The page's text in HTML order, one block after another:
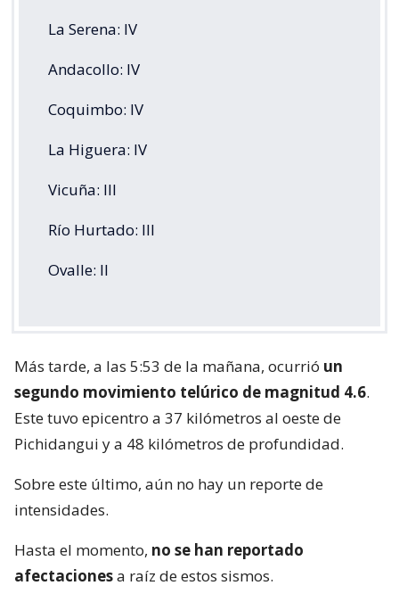
La Serena: IV
Andacollo: IV
Coquimbo: IV
La Higuera: IV
Vicuña: III
Rí­o Hurtado: III
Ovalle: II
Más tarde, a las 5:53 de la mañana, ocurrió un
segundo movimiento telúrico de magnitud 4.6.
Este tuvo epicentro a 37 kilómetros al oeste de
Pichidangui y a 48 kilómetros de profundidad.
Sobre este último, aún no hay un reporte de
intensidades.
Hasta el momento, no se han reportado
afectacionesa raíz de estos sismos.